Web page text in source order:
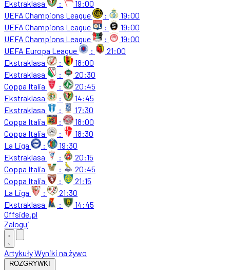
Ekstraklasa
:
19:00
UEFA Champions League
:
19:00
UEFA Champions League
:
19:00
UEFA Champions League
:
19:00
UEFA Europa League
:
21:00
Ekstraklasa
:
18:00
Ekstraklasa
:
20:30
Coppa Italia
:
20:45
Ekstraklasa
:
14:45
Ekstraklasa
:
17:30
Coppa Italia
:
18:00
Coppa Italia
:
18:30
La Liga
:
19:30
Ekstraklasa
:
20:15
Coppa Italia
:
20:45
Coppa Italia
:
21:15
La Liga
:
21:30
Ekstraklasa
:
14:45
Offside.pl
Zaloguj
ArtykułyWyniki na żywo
ROZGRYWKI